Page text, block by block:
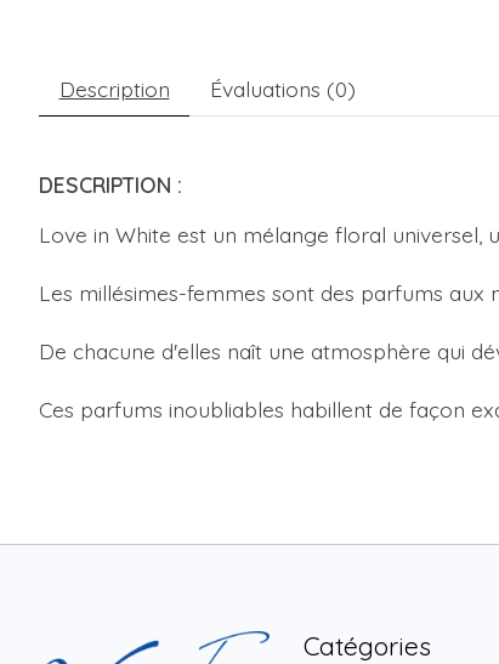
Description Évaluations (0)
DESCRIPTION :
Love in White est un mélange floral
Les millésimes-femmes sont des parfums aux
De chacune d'elles naît une atmosphère qui
Ces parfums inoubliables habillent de façon
Catégories